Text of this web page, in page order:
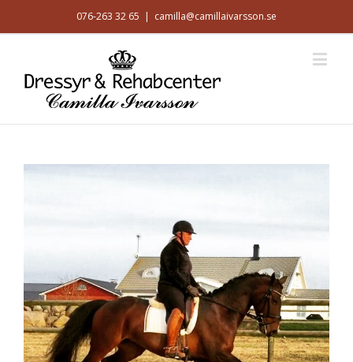
076-263 32 65 | camilla@camillaivarsson.se